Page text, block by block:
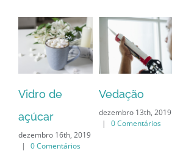
Vidro de
açúcar
dezembro 16th, 2019
|
0 Comentários
Vedação
dezembro 13th, 2019
|
0 Comentários